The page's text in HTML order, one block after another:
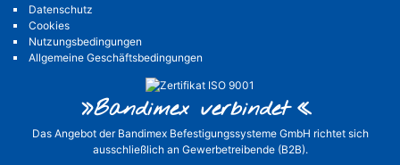
Datenschutz
Cookies
Nutzungsbedingungen
Allgemeine Geschäftsbedingungen
»Bandimex verbindet«
Das Angebot der Bandimex Befestigungssysteme GmbH richtet sich
ausschließlich an Gewerbetreibende (B2B).